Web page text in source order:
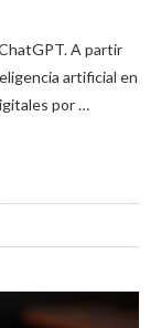
A partir
artificial en
por …